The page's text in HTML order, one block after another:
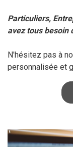
Particuliers,
avez tous besoin
N'hésitez pas à
personnalisée et